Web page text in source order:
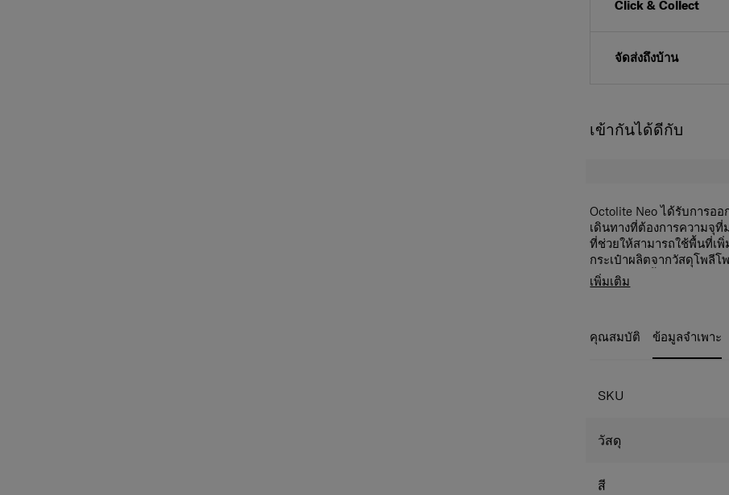
Click & Collect
จัดส่งถึงบ้าน
เข้ากันได้ดีกับ
Octolite Neo ได้รับการอ
เดินทางที่ต้องการความจุ
ที่ช่วยให้สามารถใช้พื้นที่เ
กระเป๋าผลิตจากวัสดุโพลี
ต่อเนื่อง อีกทั้งยังมาพร้อม
เจอร์เข้ากับรายละเอียดแ
วัสดุ Recyclex™:
Recyclex™ ช่วยลด
ภายในประกอบด้วย
รีไซเคิลหลังการบริ
สำหรับรุ่นสีเขียว ตัว
บริโภคในสัดส่วนอย่
รองรับการตรวจส
แผ่นกั้
เพิ่มเติม
คุณสมบัติ ข้อมูลจำเพาะ
SKU
วัสดุ
สี